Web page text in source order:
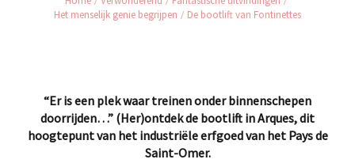
Het menselijk genie begrijpen
De bootlift van Fontinettes
“Er is een plek waar treinen onder binnenschepen
doorrijden…” (Her)ontdek de bootlift in Arques, dit
hoogtepunt van het industriële erfgoed van het Pays de
Saint-Omer.